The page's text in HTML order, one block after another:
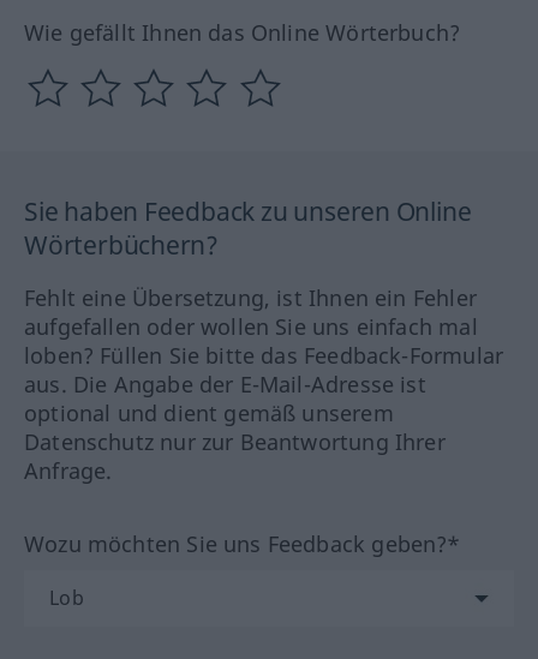
Wie gefällt Ihnen das Online Wörterbuch?
Sie haben Feedback zu unseren Online
Wörterbüchern?
Fehlt eine Übersetzung, ist Ihnen ein Fehler
aufgefallen oder wollen Sie uns einfach mal
loben? Füllen Sie bitte das Feedback-Formular
aus. Die Angabe der E-Mail-Adresse ist
optional und dient gemäß unserem
Datenschutz nur zur Beantwortung Ihrer
Anfrage.
Wozu möchten Sie uns Feedback geben?*